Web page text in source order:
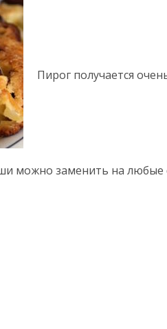
Пирог получается
можно заменить на любые